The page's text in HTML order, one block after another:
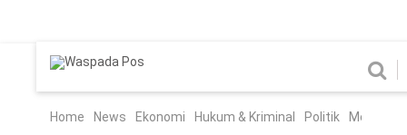
Ekonomi Hukum & Kriminal
Home News Ekonomi Hukum & Kriminal Politik Metro